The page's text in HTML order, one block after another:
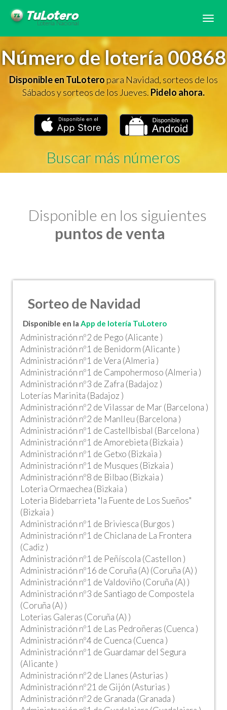
Número de lotería 00868
Disponible en TuLoteropara Navidad, sorteos de los
Sábados y sorteos de los Jueves.Pidelo ahora.
Buscar más números
Disponible en los siguientes
puntos de venta
Sorteo de Navidad
Disponible en la App de lotería TuLotero
Administración nº2 de Pego (Alicante )
Administración nº1 de Benidorm (Alicante )
Administración nº1 de Vera (Almeria )
Administración nº1 de Campohermoso (Almeria )
Administración nº3 de Zafra (Badajoz )
Loterías Marinita (Badajoz )
Administración nº2 de Vilassar de Mar (Barcelona )
Administración nº2 de Manlleu (Barcelona )
Administración nº1 de Castellbisbal (Barcelona )
Administración nº1 de Amorebieta (Bizkaia )
Administración nº1 de Getxo (Bizkaia )
Administración nº1 de Musques (Bizkaia )
Administración nº8 de Bilbao (Bizkaia )
Loteria Ormaechea (Bizkaia )
Loteria Bidebarrieta "la Fuente de Los Sueños"
(Bizkaia )
Administración nº1 de Briviesca (Burgos )
Administración nº1 de Chiclana de La Frontera
(Cadiz )
Administración nº1 de Peñíscola (Castellon )
Administración nº16 de Coruña (A) (Coruña (A) )
Administración nº1 de Valdoviño (Coruña (A) )
Administración nº3 de Santiago de Compostela
(Coruña (A) )
Loterias Galeras (Coruña (A) )
Administración nº1 de Las Pedroñeras (Cuenca )
Administración nº4 de Cuenca (Cuenca )
Administración nº1 de Guardamar del Segura
(Alicante )
Administración nº2 de Llanes (Asturias )
Administración nº21 de Gijón (Asturias )
Administración nº2 de Granada (Granada )